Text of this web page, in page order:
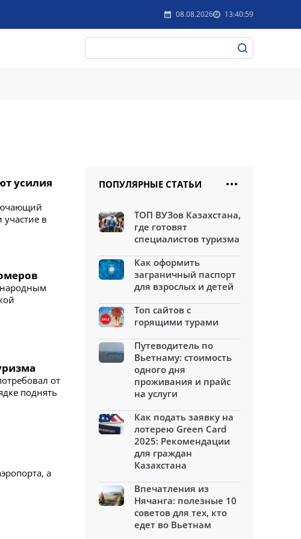
08.08.2026 13:40:59
усилия
в
от
поднять
а
ПОПУЛЯРНЫЕ СТАТЬИ
ТОП ВУЗов Казахстана,
где готовят
специалистов туризма
Как оформить
заграничный паспорт
для взрослых и детей
Топ сайтов с
горящими турами
Путеводитель по
Вьетнаму: стоимость
одного дня
проживания и прайс
на услуги
Как подать заявку на
лотерею Green Card
2025: Рекомендации
для граждан
Казахстана
Впечатления из
Нячанга: полезные 10
советов для тех, кто
едет во Вьетнам